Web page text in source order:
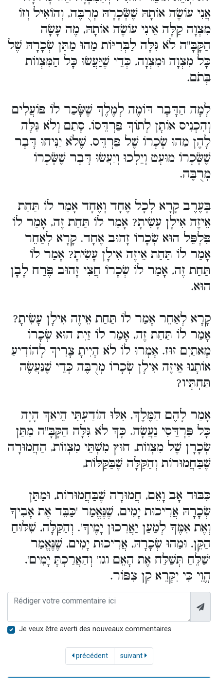
אֲנִי עוֹשֶׂה אוֹתָהּ שֶׁשְֹּׂכָרָהּ מְרֻבֶּה, וְהוֹאִיל וְזוֹ
מִצְוָה קַלָּה אֵינִי עוֹשֶׂה אוֹתָהּ, מֶה עָשָׂה
הַקָּבָּ"ה לֹא גִּלָּה לַבְּרִיּוֹת מַהוּ מַתַּן שְׂכָרָהּ שֶׁל
כָּל מִצְוָה וּמִצְוָה, כְּדֵי שֶׁיַּעֲשׂוּ כָּל הַמִּצְווֹת
בְּתֹם.
לְמָה הַדָּבָר דּוֹמֶה לְמֶלֶךְ שֶׁשָֹּׂכַר לוֹ פּוֹעֲלִים
וְהִכְנִיס אוֹתָן לְתוֹךְ פַּרְדֵּסוֹ, סָתַם וְלֹא גִּלָּה
לָהֶן מַהוּ שְׂכָרוֹ שֶׁל פַּרְדֵּס, שֶׁלֹא יַנִּיחוּ דָּבָר
שֶׁשְֹּׂכָרוֹ מוּעָט וְיֵלְכוּ וְיַעֲשׂוּ דָּבָר שֶׁשְֹּׂכָרוֹ
מְרֻבֶּה.
בָּעֶרֶב קָרָא לְכָל אֶחָד וְאֶחָד אָמַר לוֹ תַּחַת
אֵיזֶה אִילָן עָשִׂיתָ? אָמַר לוֹ תַּחַת זֶה, אָמַר לוֹ
פִּלְפֵּל הוּא שְׂכָרוֹ זָהוּב אֶחָד. קָרָא לְאַחֵר
אָמַר לוֹ תַּחַת אֵיזֶה אִילָן עָשִׂיתָ? אָמַר לוֹ
תַּחַת זֶה, אָמַר לוֹ שְׂכָרוֹ חֲצִי זָהוּב פֶּרַח לָבָן
הוּא.
קָרָא לְאַחֵר אָמַר לוֹ תַּחַת אֵיזֶה אִילָן עָשִׂיתָ?
אָמַר לוֹ תַּחַת זֶה, אָמַר לוֹ זַיִת הוּא שְׂכָרוֹ
מָאתַיִם זוּז. אָמְרוּ לוֹ לֹא הָיִיתָ צָרִיךְ לְהוֹדִיעַ
אוֹתָנוּ אֵיזֶה אִילָן שְׂכָרוֹ מְרֻבֶּה כְּדֵי שֶׁנַּעֲשֶׂה
תַּחְתָּיו?
אָמַר לָהֶם הַמֶּלֶךְ, אִלּוּ הוֹדַעְתִּי הֵיאַךְ הָיָה
כָּל פַּרְדֵּסִי נַעֲשָׂה. כָּךְ לֹא גִּלָּה הַקָּבָּ"ה מַתַּן
שְׂכָרָן שֶׁל מִצְווֹת, חוּץ מִשְׁתֵּי מִצְווֹת, הַחֲמוּרָה
שֶׁבַּחֲמוּרוֹת וְהַקַּלָּה שֶׁבַּקַּלּוֹת,
כִּבּוּד אָב וָאֵם, חֲמוּרָה שֶׁבַּחֲמוּרוֹת, וּמַתַּן
שְׂכָרָהּ אֲרִיכוּת יָמִים, שֶׁנֶּאֱמַר 'כַּבֵּד אֶת אָבִיךָ
וְאֶת אִמֶּךָ לְמַעַן יַאֲרִכוּן יָמֶיךָ'. וְהַקַּלָּה, שִׁלּוּחַ
הַקֵּן, וּמַהוּ שְׂכָרָהּ, אֲרִיכוּת יָמִים, שֶׁנֶּאֱמַר
'שַׁלֵּחַ תְּשַׁלַּח אֶת הָאֵם וגו' וְהַאֲרַכְתָּ יָמִים',
הֱוֵי כִּי יִקָּרֵא קַן צִפּוֹר.
Je veux être averti des nouveaux commentaires
précédent suivant